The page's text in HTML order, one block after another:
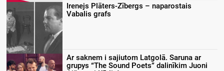
Irenejs Plāters-Zībergs – naparostais
Vabalis grafs
Ar saknem i sajiutom Latgolā. Saruna ar
grupys “The Sound Poets” dalinīkim Juoni